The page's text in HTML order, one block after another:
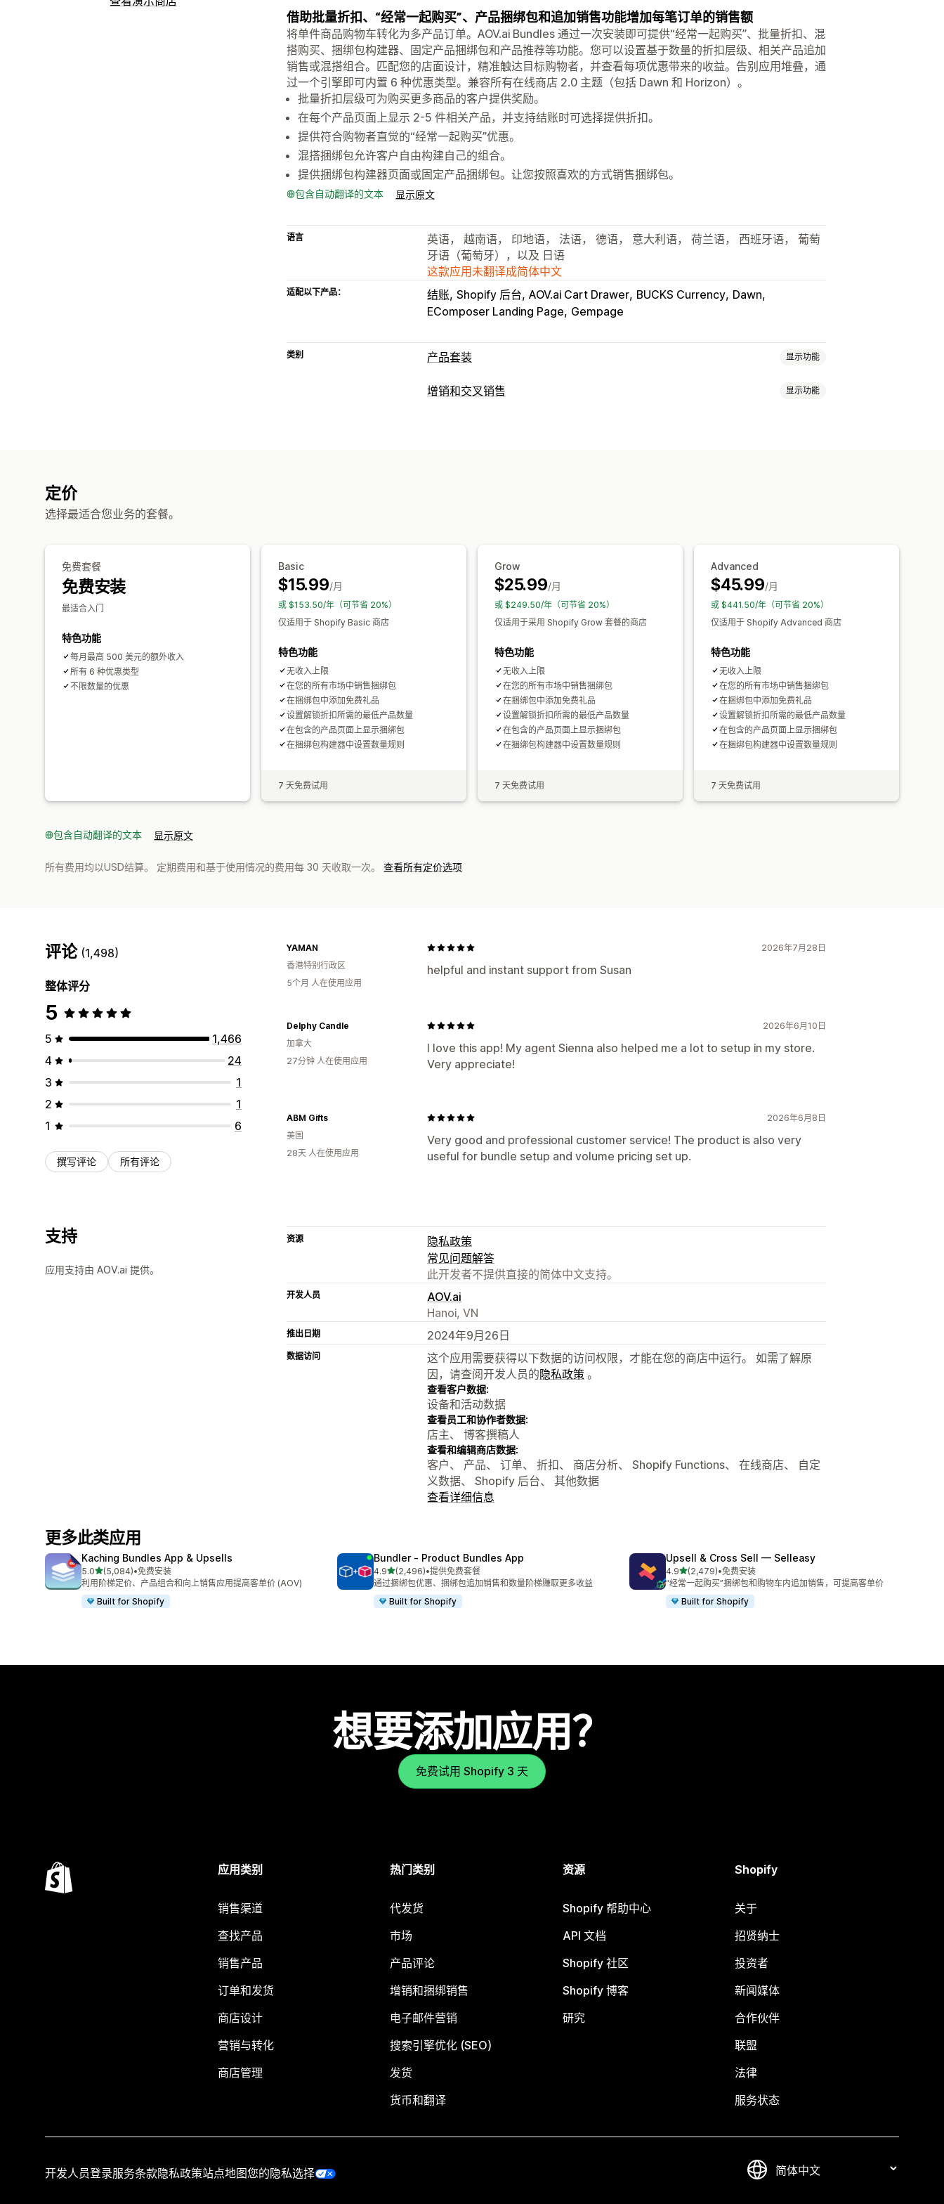
借助批量折扣、“经常一起购买”、产品捆绑包和追加销售功能增加每笔订单的销售额
将单件商品购物车转化为多产品订单。AOV.ai Bundles 通过一次安装即可提供“经常一起购买”、批量折扣、混
搭购买、捆绑包构建器、固定产品捆绑包和产品推荐等功能。您可以设置基于数量的折扣层级、相关产品追加
销售或混搭组合。匹配您的店面设计，精准触达目标购物者，并查看每项优惠带来的收益。告别应用堆叠，通
过一个引擎即可内置 6 种优惠类型。兼容所有在线商店 2.0 主题（包括 Dawn 和 Horizon）。
批量折扣层级可为购买更多商品的客户提供奖励。
在每个产品页面上显示 2-5 件相关产品，并支持结账时可选择提供折扣。
提供符合购物者直觉的“经常一起购买”优惠。
混搭捆绑包允许客户自由构建自己的组合。
提供捆绑包构建器页面或固定产品捆绑包。让您按照喜欢的方式销售捆绑包。
包含自动翻译的文本 显示原文
语言
英语， 越南语， 印地语， 法语， 德语， 意大利语， 荷兰语， 西班牙语， 葡萄
牙语（葡萄牙），以及 日语
这款应用未翻译成简体中文
适配以下产品： 结账 Shopify 后台 AOV.ai Cart Drawer BUCKS Currency Dawn
EComposer Landing Page Gempage
类别 产品套装 显示功能
套装类型
增销和交叉销售 显示功能
定价
选择最适合您业务的套餐。
免费套餐
免费安装
最适合入门
特色功能
每月最高 500 美元的额外收入
所有 6 种优惠类型
不限数量的优惠
Basic
$15.99/月
或 $153.50/年（可节省 20%）
仅适用于 Shopify Basic 商店
特色功能
无收入上限
在您的所有市场中销售捆绑包
在捆绑包中添加免费礼品
设置解锁折扣所需的最低产品数量
在包含的产品页面上显示捆绑包
在捆绑包构建器中设置数量规则
7 天免费试用
Grow
$25.99/月
或 $249.50/年（可节省 20%）
仅适用于采用 Shopify Grow 套餐的商店
特色功能
无收入上限
在您的所有市场中销售捆绑包
在捆绑包中添加免费礼品
设置解锁折扣所需的最低产品数量
在包含的产品页面上显示捆绑包
在捆绑包构建器中设置数量规则
7 天免费试用
Advanced
$45.99/月
或 $441.50/年（可节省 20%）
仅适用于 Shopify Advanced 商店
特色功能
无收入上限
在您的所有市场中销售捆绑包
在捆绑包中添加免费礼品
设置解锁折扣所需的最低产品数量
在包含的产品页面上显示捆绑包
在捆绑包构建器中设置数量规则
7 天免费试用
包含自动翻译的文本 显示原文
所有费用均以USD结算。 定期费用和基于使用情况的费用每 30 天收取一次。 查看所有定价选项
评论 (1,498)
整体评分
5
5
1,466
4
24
3
1
2
1
1
6
撰写评论 所有评论
2026年7月28日
helpful and instant support from Susan
YAMAN
香港特别行政区
5个月 人在使用应用
2026年6月10日
I love this app! My agent Sienna also helped me a lot to setup in my store.
Very appreciate!
Delphy Candle
加拿大
27分钟 人在使用应用
2026年6月8日
Very good and professional customer service! The product is also very
useful for bundle setup and volume pricing set up.
ABM Gifts
美国
28天 人在使用应用
支持
应用支持由 AOV.ai 提供。
资源
隐私政策
常见问题解答
此开发者不提供直接的简体中文支持。
开发人员
AOV.ai
Hanoi, VN
推出日期 2024年9月26日
数据访问
这个应用需要获得以下数据的访问权限，才能在您的商店中运行。 如需了解原
因，请查阅开发人员的隐私政策 。
查看客户数据:
设备和活动数据
查看员工和协作者数据:
店主、 博客撰稿人
查看和编辑商店数据:
客户、 产品、 订单、 折扣、 商店分析、 Shopify Functions、 在线商店、 自定
义数据、 Shopify 后台、 其他数据
查看详细信息
更多此类应用
Kaching Bundles App & Upsells
5.0星（满分 5 星）
(5,084)
总共 5084 条评论
•免费安装
利用阶梯定价、产品组合和向上销售应用提高客单价 (AOV)
Built for Shopify
Bundler ‑ Product Bundles App
4.9星（满分 5 星）
(2,496)
总共 2496 条评论
•提供免费套餐
通过捆绑包优惠、捆绑包追加销售和数量阶梯赚取更多收益
Built for Shopify
Upsell & Cross Sell — Selleasy
4.9星（满分 5 星）
(2,479)
总共 2479 条评论
•免费安装
“经常一起购买”捆绑包和购物车内追加销售，可提高客单价
Built for Shopify
想要添加应用？
免费试用 Shopify 3 天
应用类别
销售渠道
查找产品
销售产品
订单和发货
商店设计
营销与转化
商店管理
热门类别
代发货
市场
产品评论
增销和捆绑销售
电子邮件营销
搜索引擎优化 (SEO)
发货
货币和翻译
资源
Shopify 帮助中心
API 文档
Shopify 社区
Shopify 博客
研究
Shopify
关于
招贤纳士
投资者
新闻媒体
合作伙伴
联盟
法律
服务状态
开发人员登录服务条款隐私政策站点地图您的隐私选择